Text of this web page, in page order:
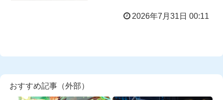
2026年7月31日 00:11
おすすめ記事（外部）